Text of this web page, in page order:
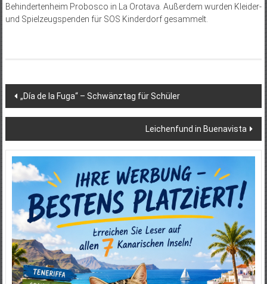
Behindertenheim Probosco in La Orotava. Außerdem wurden Kleider-
und Spielzeugspenden für SOS Kinderdorf gesammelt.
Beitragsnavigation
„Día de la Fuga“ – Schwänztag für Schüler
Leichenfund in Buenavista